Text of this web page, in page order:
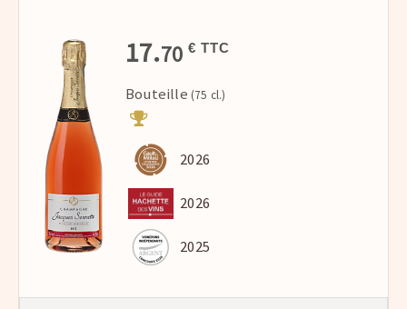
17.70 € TTC
Bouteille (75 cl.)
2026
2026
2025